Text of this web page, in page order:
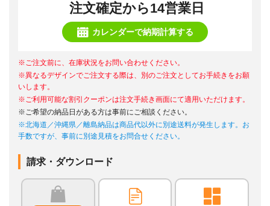
注文確定から14営業日
カレンダーで納期計算する
※ご注文前に、在庫状況をお問い合わせください。
※異なるデザインでご注文する際は、別のご注文としてお手続きをお願
いします。
※ご利用可能な割引クーポンは注文手続き画面にて適用いただけます。
※ご希望の納品日がある方は事前にご相談ください。
※北海道／沖縄県／離島納品は商品代以外に別途送料が発生します。お
手数ですが、事前に別途見積をお問合せください。
請求・ダウンロード